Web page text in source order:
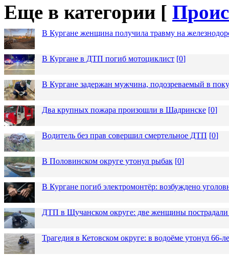
Еще в категории [
В Кургане женщина получила травму на
В Кургане в ДТП погиб мотоциклист [0]
В Кургане задержан мужчина, подозреваемый в
Два крупных пожара произошли в Шадринске [0]
Водитель без прав совершил смертельное ДТП [0]
В Половинском округе утонул рыбак [0]
В Кургане погиб электромонтёр: возбуждено
ДТП в Щучанском округе: две женщины пострадали
Трагедия в Кетовском округе: в водоёме утонул 66-